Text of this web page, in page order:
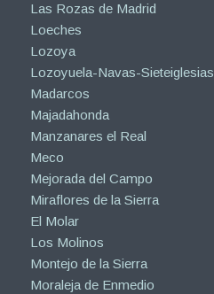
Las Rozas de Madrid
Loeches
Lozoya
Lozoyuela-Navas-Sieteiglesias
Madarcos
Majadahonda
Manzanares el Real
Meco
Mejorada del Campo
Miraflores de la Sierra
El Molar
Los Molinos
Montejo de la Sierra
Moraleja de Enmedio